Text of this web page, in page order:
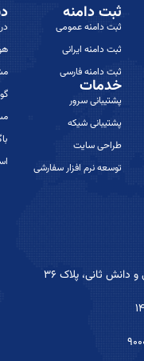
ثبت دامنه
ثبت دامنه عمومی
ثبت دامنه ایرانی
ثبت دامنه فارسی
خدمات
پشتیبانی سرور
پشتیبانی شیکه
طراحی سایت
توسعه نرم افزار سفارشی
ثانی، پلاک ۳۶